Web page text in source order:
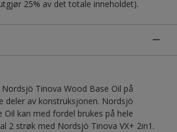
25% av det totale inneholdet).
Tinova Wood Base Oil på
deler av konstruksjonen. Nordsjö
Oil kan med fordel brukes på hele
2 strøk med Nordsjö Tinova VX+ 2in1.